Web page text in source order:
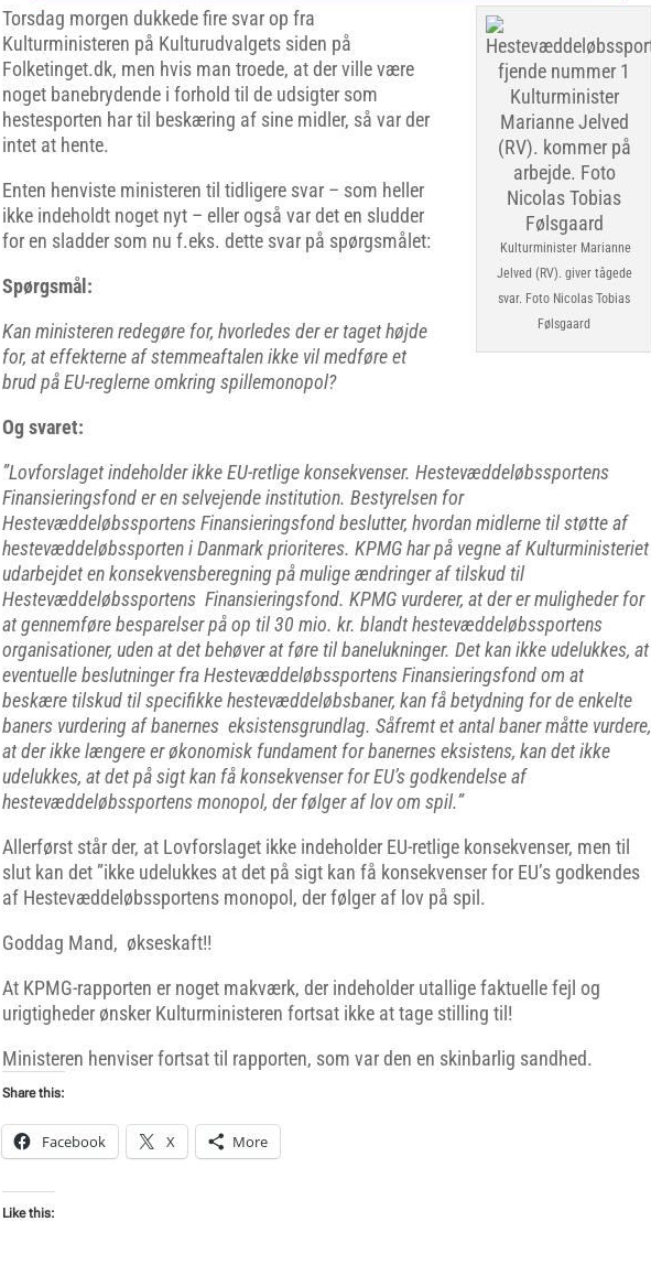
Kulturminister Marianne
Jelved (RV). giver tågede
svar. Foto Nicolas Tobias
Følsgaard
Torsdag morgen dukkede fire svar op fra
Kulturministeren på Kulturudvalgets siden på
Folketinget.dk, men hvis man troede, at der ville være
noget banebrydende i forhold til de udsigter som
hestesporten har til beskæring af sine midler, så var der
intet at hente.
Enten henviste ministeren til tidligere svar – som heller
ikke indeholdt noget nyt – eller også var det en sludder
for en sladder som nu f.eks. dette svar på spørgsmålet:
Spørgsmål:
Kan ministeren redegøre for, hvorledes der er taget højde
for, at effekterne af stemmeaftalen ikke vil medføre et
brud på EU-reglerne omkring spillemonopol?
Og svaret:
”Lovforslaget indeholder ikke EU-retlige konsekvenser. Hestevæddeløbssportens
Finansieringsfond er en selvejende institution. Bestyrelsen for
Hestevæddeløbssportens Finansieringsfond beslutter, hvordan midlerne til støtte af
hestevæddeløbssporten i Danmark prioriteres. KPMG har på vegne af Kulturministeriet
udarbejdet en konsekvensberegning på mulige ændringer af tilskud til
Hestevæddeløbssportens Finansieringsfond. KPMG vurderer, at der er muligheder for
at gennemføre besparelser på op til 30 mio. kr. blandt hestevæddeløbssportens
organisationer, uden at det behøver at føre til banelukninger. Det kan ikke udelukkes, at
eventuelle beslutninger fra Hestevæddeløbssportens Finansieringsfond om at
beskære tilskud til specifikke hestevæddeløbsbaner, kan få betydning for de enkelte
baners vurdering af banernes eksistensgrundlag. Såfremt et antal baner måtte vurdere,
at der ikke længere er økonomisk fundament for banernes eksistens, kan det ikke
udelukkes, at det på sigt kan få konsekvenser for EU’s godkendelse af
hestevæddeløbssportens monopol, der følger af lov om spil.”
Allerførst står der, at Lovforslaget ikke indeholder EU-retlige konsekvenser, men til
slut kan det ”ikke udelukkes at det på sigt kan få konsekvenser for EU’s godkendes
af Hestevæddeløbssportens monopol, der følger af lov på spil.
Goddag Mand, økseskaft!!
At KPMG-rapporten er noget makværk, der indeholder utallige faktuelle fejl og
urigtigheder ønsker Kulturministeren fortsat ikke at tage stilling til!
Ministeren henviser fortsat til rapporten, som var den en skinbarlig sandhed.
Share this:
Facebook X More
Like this: